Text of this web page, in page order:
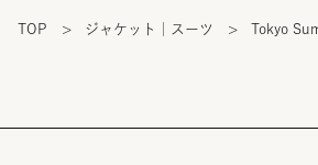
TOP > ジャケット｜スーツ > Tokyo